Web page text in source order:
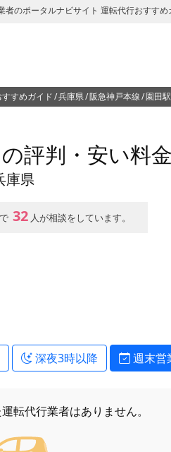
者のポータルナビサイト 運転代行おすす
すめガイド 兵庫県 阪急神戸本線 園田
評判・安い料
庫県
32 人が相談をしています。
深夜3時以降 週末営
運転代行業者はありません。